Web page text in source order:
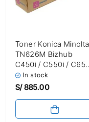
Toner Konica Minolta
TN626M Bizhub
C450i / C550i /
Magenta 28,000
Paginas
In stock
S/885.00